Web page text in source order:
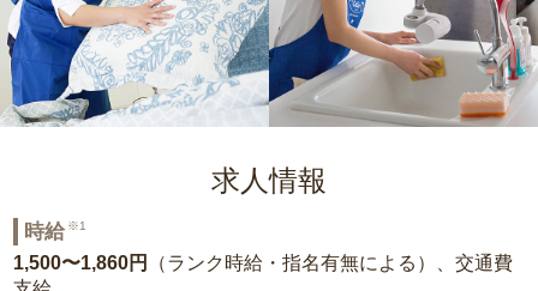
求人情報
時給 ※1
1,500〜1,860円
（ランク時給・指名有無による）、交通費